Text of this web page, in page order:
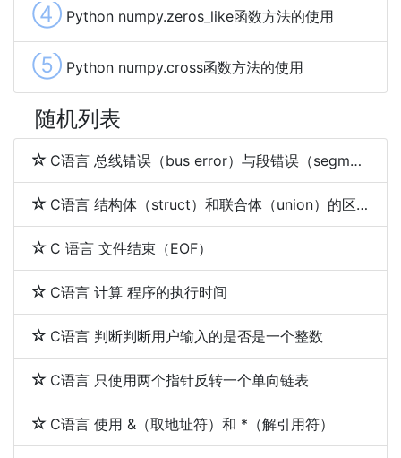
④ Python numpy.zeros_like函数方法的使用
⑤ Python numpy.cross函数方法的使用
随机列表
C语言 总线错误（bus error）与段错误（segmentation fault）
C语言 结构体（struct）和联合体（union）的区别
C 语言 文件结束（EOF）
C语言 计算 程序的执行时间
C语言 判断判断用户输入的是否是一个整数
C语言 只使用两个指针反转一个单向链表
C语言 使用 &（取地址符）和 *（解引用符）